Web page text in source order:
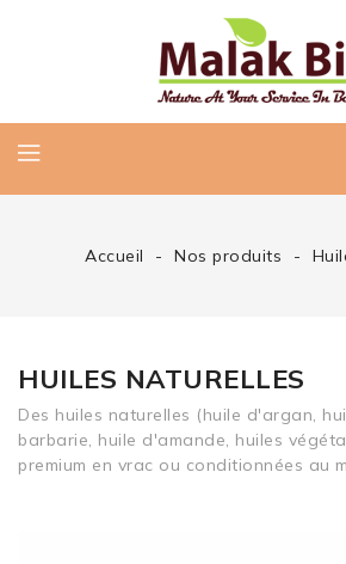
Accueil Nos produits
HUILES NATURELLES
Des huiles naturelles (huile d'argan,
barbarie, huile d'amande, huiles
premium en vrac ou conditionnées au